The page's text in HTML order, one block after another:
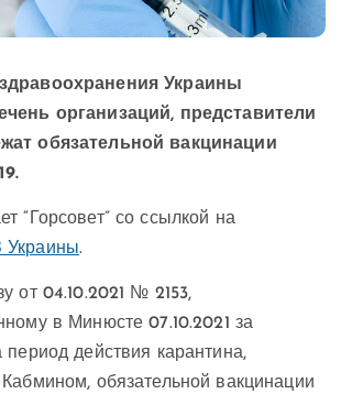
Украины
организаций, представители
обязательной вакцинации
“Горсовет” со ссылкой на
Украины.
от 04.10.2021 № 2153,
в Минюсте 07.10.2021 за
действия карантина,
обязательной вакцинации